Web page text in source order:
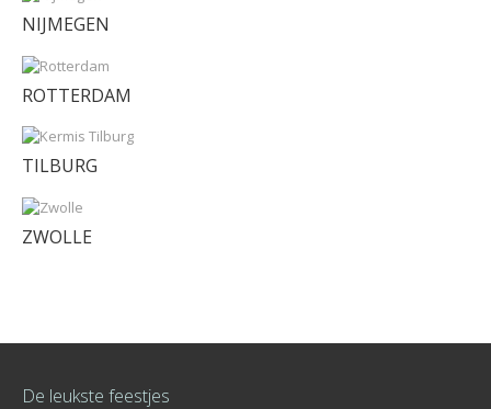
NIJMEGEN
ROTTERDAM
TILBURG
ZWOLLE
De leukste feestjes